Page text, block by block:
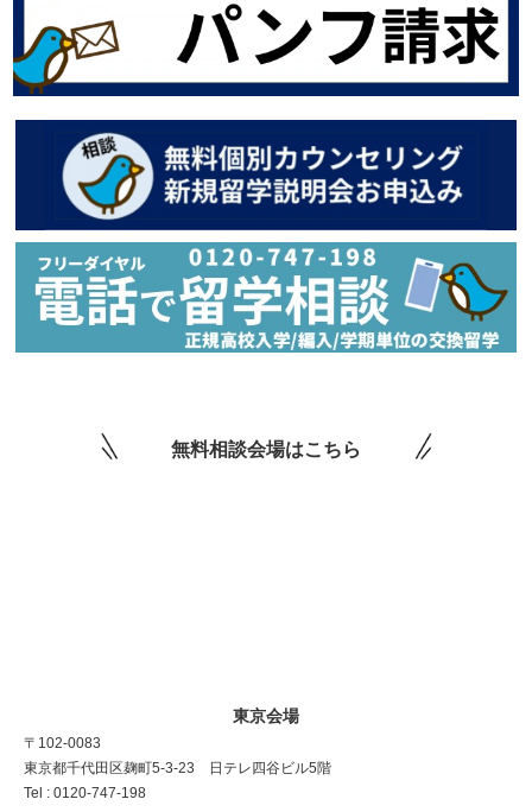
無料相談会場はこちら
東京会場
〒102-0083
東京都千代田区麹町5-3-23 日テレ四谷ビル5階
Tel : 0120-747-198